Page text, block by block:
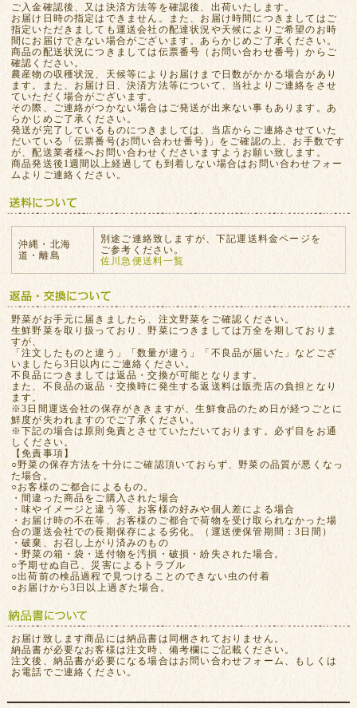
ご入金確認後、又は決済方法等を確認後、出荷いたします。
お届け日時の指定はできません。また、お届け時間につきましてはご
指定いただきましても運送会社の配達状況や天候によりご希望のお時
間にお届けできない場合がございます。あらかじめご了承ください。
商品の配送状況につきましては伝票番号（お問い合わせ番号）からご
確認ください。
農産物の収穫状況、天候等によりお届けまで日数がかかる場合があり
ます。また、お届け日、決済方法等について、当社よりご連絡をさせ
ていただく場合がございます。
その際、ご連絡がつかない場合はご発送が出来ない事もあります。あ
らかじめご了承ください。
発送が完了しているものにつきましては、当店からご連絡させていた
だいている「伝票番号(お問い合わせ番号)」をご確認の上、お手数です
が、配送業者様へお問い合わせくださいますようお願い致します。
商品発送後1週間以上経過しても到着しない場合はお問い合わせフォー
ムよりご連絡ください。
沖縄・北海
道・離島
別途ご連絡致しますが、下記運送料金ページを
ご参考ください。
佐川急便送料一覧
野菜がお手元に届きましたら、注文野菜をご確認ください。
生鮮野菜を取り扱っており、野菜につきましては万全を期しておりま
すが、
「注文したものと違う」「数量が違う」「不良品が届いた」などござ
いましたら3日以内にご連絡ください。
不良品につきましては返品・交換が可能となります。
また、不良品の返品・交換時に発生する返送料は販売店の負担となり
ます。
※3日間運送会社の保存がききますが、生鮮食品のため日が経つごとに
鮮度が失われますのでご了承ください。
※下記の場合は原則免責とさせていただいております。必ず目をお通
しください。
【免責事項】
○野菜の保存方法を十分にご確認頂いておらず、野菜の品質が悪くなっ
た場合。
○お客様のご都合によるもの。
・間違った商品をご購入された場合
・味やイメージと違う等、お客様の好みや個人差による場合
・お届け時の不在等、お客様のご都合で荷物を受け取られなかった場
合の運送会社での長期保存による劣化。（運送便保管期間：3日間）
・破棄、お召し上がり済みのもの
・野菜の箱・袋・送付物を汚損・破損・紛失された場合。
○予期せぬ自己、災害によるトラブル
○出荷前の検品過程で見つけることのできない虫の付着
○お届けから3日以上過ぎた場合。
お届け致します商品には納品書は同梱されておりません。
納品書が必要なお客様は注文時、備考欄にご記載ください。
注文後、納品書が必要になる場合はお問い合わせフォーム、もしくは
お電話でご連絡ください。